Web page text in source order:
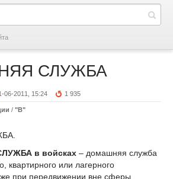
СЛУЖБА
06-2011, 15:24 1 935
/ "В"
в войсках – домашняя служба
квартирного или лагерного
при передвижении вне сферы